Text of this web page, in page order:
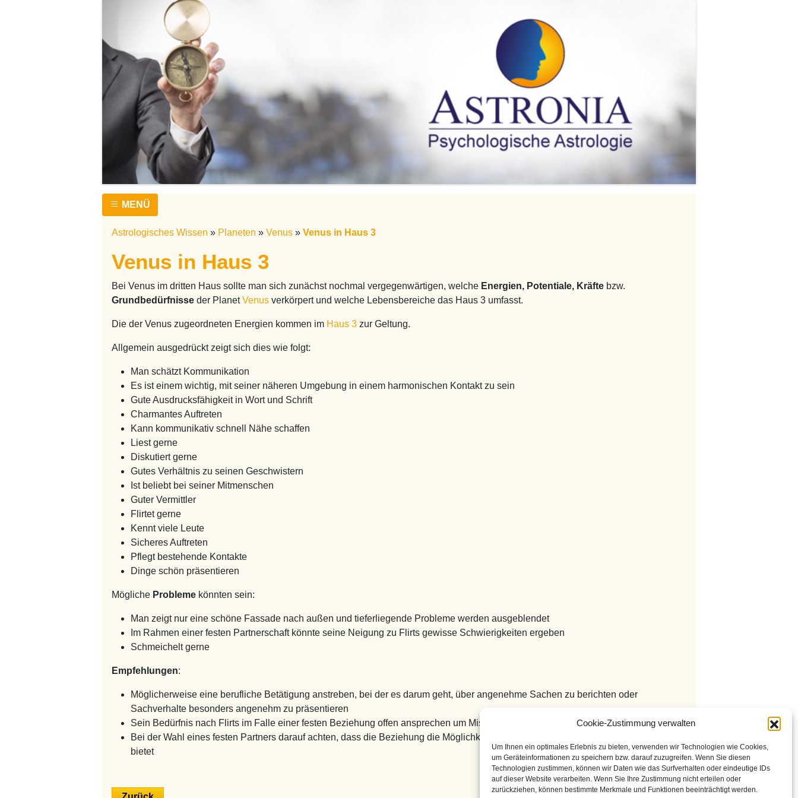
Cookie-Zustimmung verwalten
Um Ihnen ein optimales Erlebnis zu bieten, verwenden wir Technologien wie Cookies,
um Geräteinformationen zu speichern bzw. darauf zuzugreifen. Wenn Sie diesen
Technologien zustimmen, können wir Daten wie das Surfverhalten oder eindeutige IDs
auf dieser Website verarbeiten. Wenn Sie Ihre Zustimmung nicht erteilen oder
zurückziehen, können bestimmte Merkmale und Funktionen beeinträchtigt werden.
MENÜ
Astrologisches Wissen » Planeten » Venus » Venus in Haus 3
Venus in Haus 3
Bei Venus im dritten Haus sollte man sich zunächst nochmal vergegenwärtigen, welche Energien, Potentiale, Kräfte bzw.
Grundbedürfnisse der PlanetVenus verkörpert und welche Lebensbereiche das Haus 3 umfasst.
Die der Venus zugeordneten Energien kommen im Haus 3 zur Geltung.
Allgemein ausgedrückt zeigt sich dies wie folgt:
Man schätzt Kommunikation
Es ist einem wichtig, mit seiner näheren Umgebung in einem harmonischen Kontakt zu sein
Gute Ausdrucksfähigkeit in Wort und Schrift
Charmantes Auftreten
Kann kommunikativ schnell Nähe schaffen
Liest gerne
Diskutiert gerne
Gutes Verhältnis zu seinen Geschwistern
Ist beliebt bei seiner Mitmenschen
Guter Vermittler
Flirtet gerne
Kennt viele Leute
Sicheres Auftreten
Pflegt bestehende Kontakte
Dinge schön präsentieren
Mögliche Probleme könnten sein:
Man zeigt nur eine schöne Fassade nach außen und tieferliegende Probleme werden ausgeblendet
Im Rahmen einer festen Partnerschaft könnte seine Neigung zu Flirts gewisse Schwierigkeiten ergeben
Schmeichelt gerne
Empfehlungen:
Möglicherweise eine berufliche Betätigung anstreben, bei der es darum geht, über angenehme Sachen zu berichten oder
Sachverhalte besonders angenehm zu präsentieren
Sein Bedürfnis nach Flirts im Falle einer festen Beziehung offen ansprechen um Missverständnisse zu vermeiden
Bei der Wahl eines festen Partners darauf achten, dass die Beziehung die Möglichkeit für einen regen intellektuellen Austausch
bietet